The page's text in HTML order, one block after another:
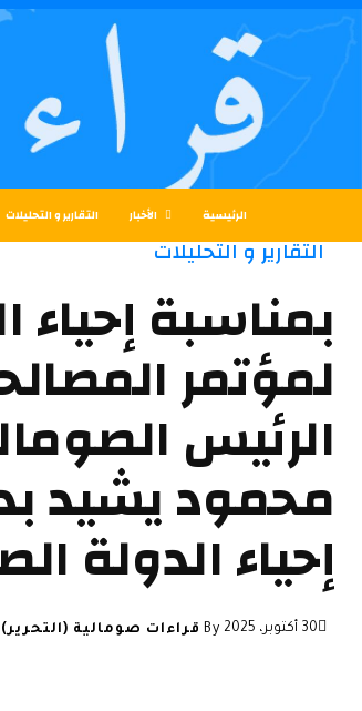
الرئيسية الأخبار التقارير و التحليلات
التقارير و التحليلات
لمؤتمر
الرئيس
محمود يشيد
إحياء الدولة
30 أكتوبر، 2025 By قراءات صومالية (التحرير)